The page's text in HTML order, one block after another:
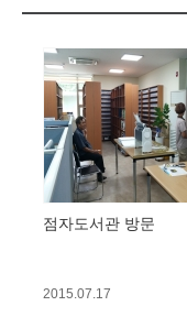
점자도서관 방문
2015.07.17